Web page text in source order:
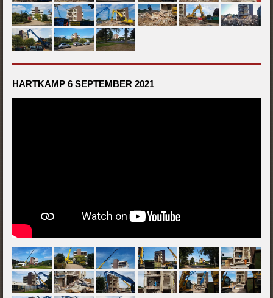
HARTKAMP 6 SEPTEMBER 2021